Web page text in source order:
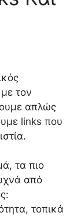
τον
απλώς
links που
τα πιο
από
τοπικά